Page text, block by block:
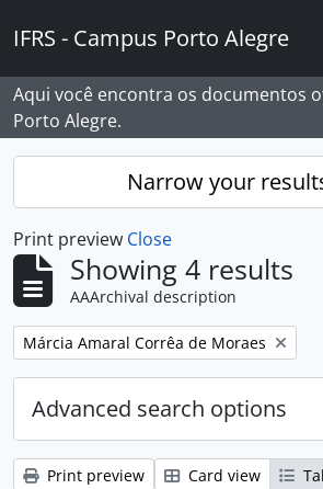
IFRS - Campus Porto Alegre
Aqui você encontra os documentos
Porto Alegre.
Narrow your
Print preview Close
Showing 4 results
AAArchival description
Remove filter:
Márcia Amaral Corrêa de Moraes
Advanced search options
Print preview Card view